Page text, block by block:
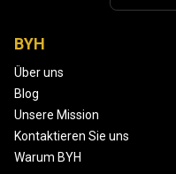
BYH
Über uns
Blog
Unsere Mission
Kontaktieren Sie uns
Warum BYH